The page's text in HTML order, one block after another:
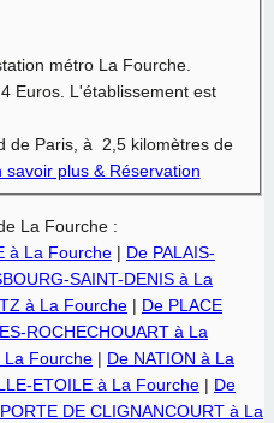
métro La Fourche.
Euros. L'établissement est
de Paris, à 2,5 kilomètres de
savoir plus & Réservation
La Fourche :
à La Fourche | De PALAIS-
SAINT-DENIS à La
à La Fourche | De PLACE
ROCHECHOUART à La
La Fourche | De NATION à La
ETOILE à La Fourche | De
DE CLIGNANCOURT à La